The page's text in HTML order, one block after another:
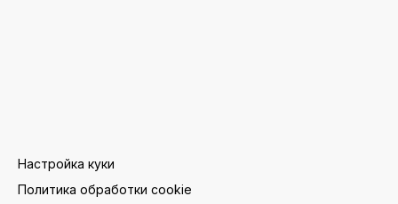
Настройка куки
Политика обработки cookie